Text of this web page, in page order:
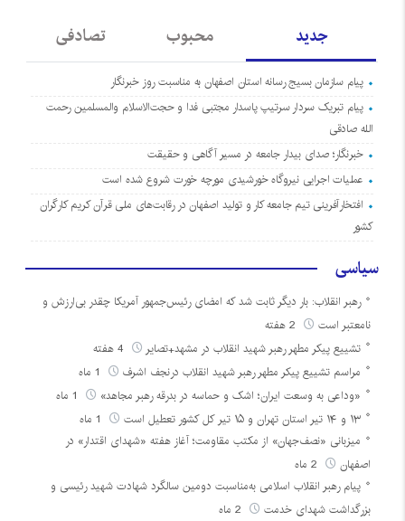
جدید محبوب تصادفی
پیام سازمان بسیج رسانه استان اصفهان به مناسبت روز خبرنگار
پیام تبریک سردار سرتیپ پاسدار مجتبی فدا و حجت‌الاسلام والمسلمین رحمت
الله صادقی
خبرنگار؛ صدای بیدار جامعه در مسیر آگاهی و حقیقت
عملیات اجرایی نیروگاه خورشیدی مورچه خورت شروع شده است
افتخارآفرینی تیم جامعه کار و تولید اصفهان در رقابت‌های ملی قرآن کریم کارگران
کشور
سیاسی
رهبر انقلاب: بار دیگر ثابت شد که امضای رئیس‌جمهور آمریکا چقدر بی‌ارزش و
نامعتبر است
تشییع پیکر مطهر رهبر شهید انقلاب در مشهد+تصایر
مراسم تشییع پیکر مطهر رهبر شهید انقلاب درنجف اشرف
«وداعی به وسعت ایران؛ اشک و حماسه در بدرقه رهبر مجاهد»
۱۳ و ۱۴ تیر استان تهران و ۱۵ تیر کل کشور تعطیل است
میزبانی «نصف‌جهان» از مکتب مقاومت؛ آغاز هفته «شهدای اقتدار» در
اصفهان
پیام رهبر انقلاب اسلامی به‌مناسبت دومین سالگرد شهادت شهید رئیسی و
بزرگداشت شهدای خدمت